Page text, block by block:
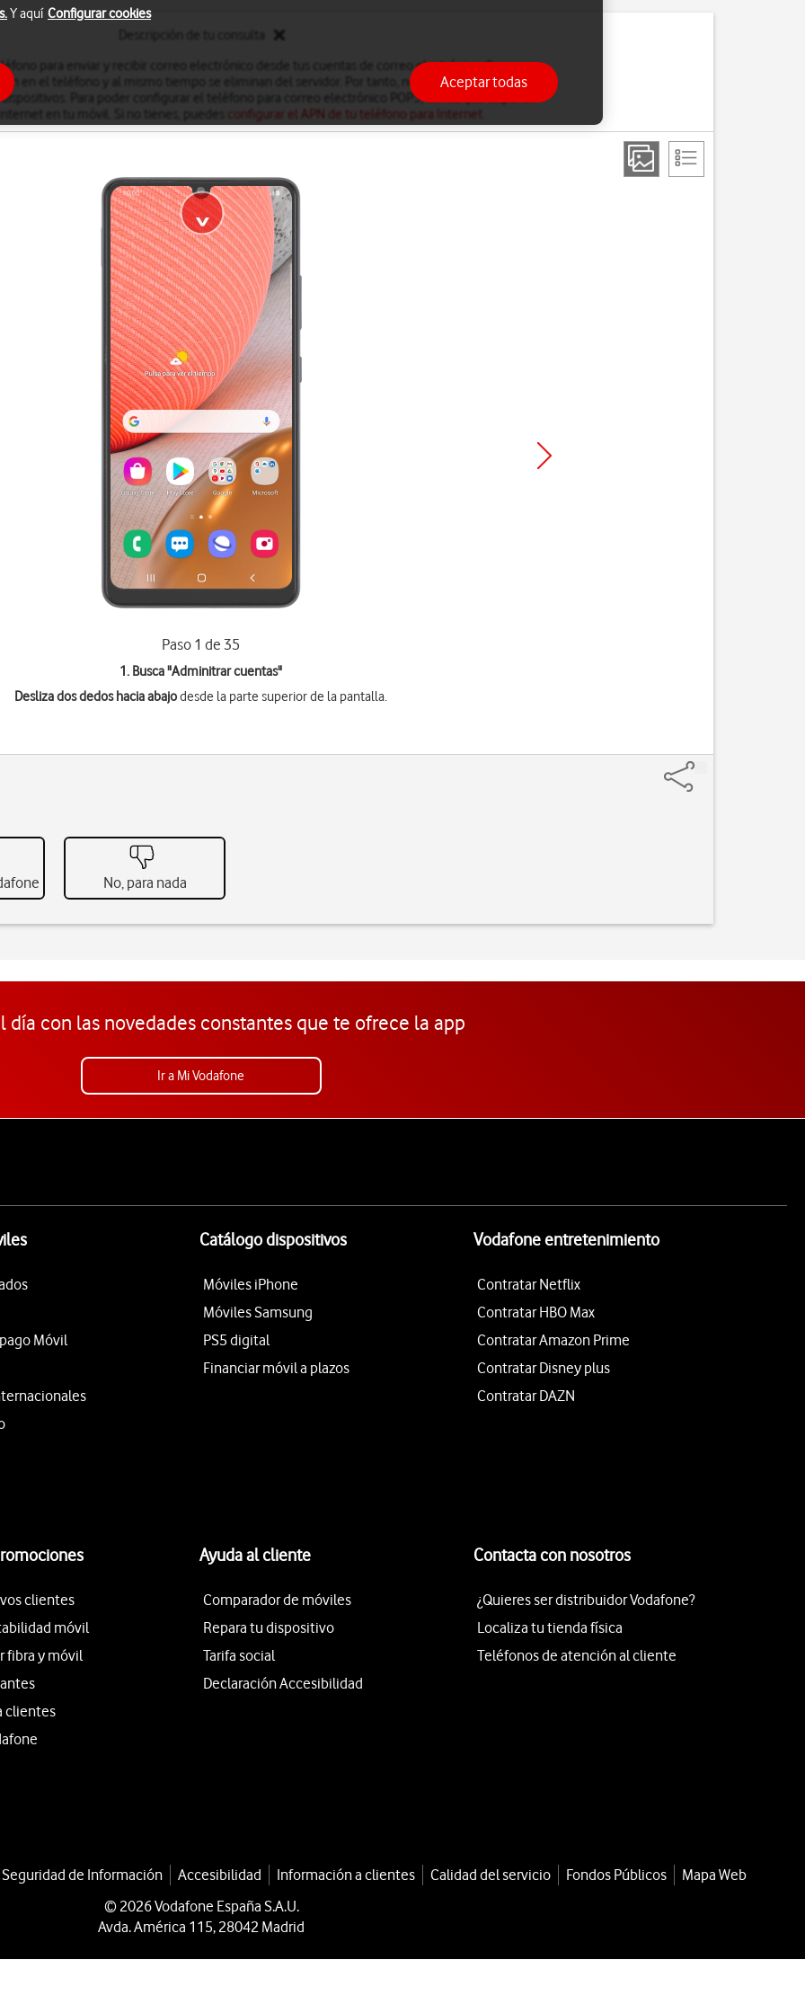
para enviar y recibir correo electrónico desde tus cuentas de correo electrónico. Con una
en el teléfono y al mismo tiempo se eliminan del servidor. Por tanto, no es posible acceder a
Para poder configurar el teléfono para correo electrónico POP3, tienes que disponer
configurar el APN de tu teléfono para Internet
Paso 1 de 35
1. Busca "Adminitrar cuentas"
Desliza dos dedos hacia abajodesde la parte superior de la pantalla.
No, para nada
día con las novedades constantes que te ofrece la app
Ir a Mi Vodafone
Móvil
Catálogo dispositivos
Móviles iPhone
Móviles Samsung
PS5 digital
Financiar móvil a plazos
Vodafone entretenimiento
Contratar Netflix
Contratar HBO Max
Contratar Amazon Prime
Contratar Disney plus
Contratar DAZN
clientes
móvil
fibra y móvil
clientes
Ayuda al cliente
Comparador de móviles
Repara tu dispositivo
Tarifa social
Declaración Accesibilidad
Contacta con nosotros
¿Quieres ser distribuidor Vodafone?
Localiza tu tienda física
Teléfonos de atención al cliente
de Información Accesibilidad Información a clientes Calidad del servicio Fondos Públicos
Mapa Web
© 2026 Vodafone España S.A.U.
Avda. América 115, 28042 Madrid
Y aquí Configurar cookies
Aceptar todas